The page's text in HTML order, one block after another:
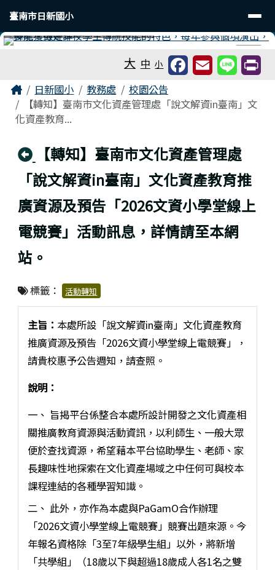
臺南市日新國小
導覽列
臺南市日新國小
⏸
大 中 小
主內容區域
Home日新國小 教務處
校園公告
【轉知】臺南市文化資產管理處「說文解資in臺南」文
化資產教育...
回上頁
【轉知】臺南市文化資產管理處
「說文解資in臺南」文化資產教育推
廣資源及預告「2026文資小學堂線上
電競賽」活動訊息，詳情請至本網
站。
標籤： 活動轉知
主旨： 本處所設「說文解資in臺南」文化資產教育
推廣資源及預告「2026文資小學堂線上電競賽」，
請貴校惠予公告週知，請查照。
說明：
一、 旨揭平台係整合本處所設計開發之文化資產相
關推廣教育資源與活動資訊，以利師生、一般大眾
便於查找資源，希望藉本平台協助學生、老師、家
長趣味性地探索在文化資產場域之中任何可與校本
課程連結的各種學習知識。
二、 此外，亦作為本處與PaGamO合作辦理
「2026文資小學堂線上電競賽」競賽出題來源。今
年報名資格除「3至7年級學生組」以外，將新增
「共學組」（18歲以下與超過18歲成人各1名之雙
頁尾區域